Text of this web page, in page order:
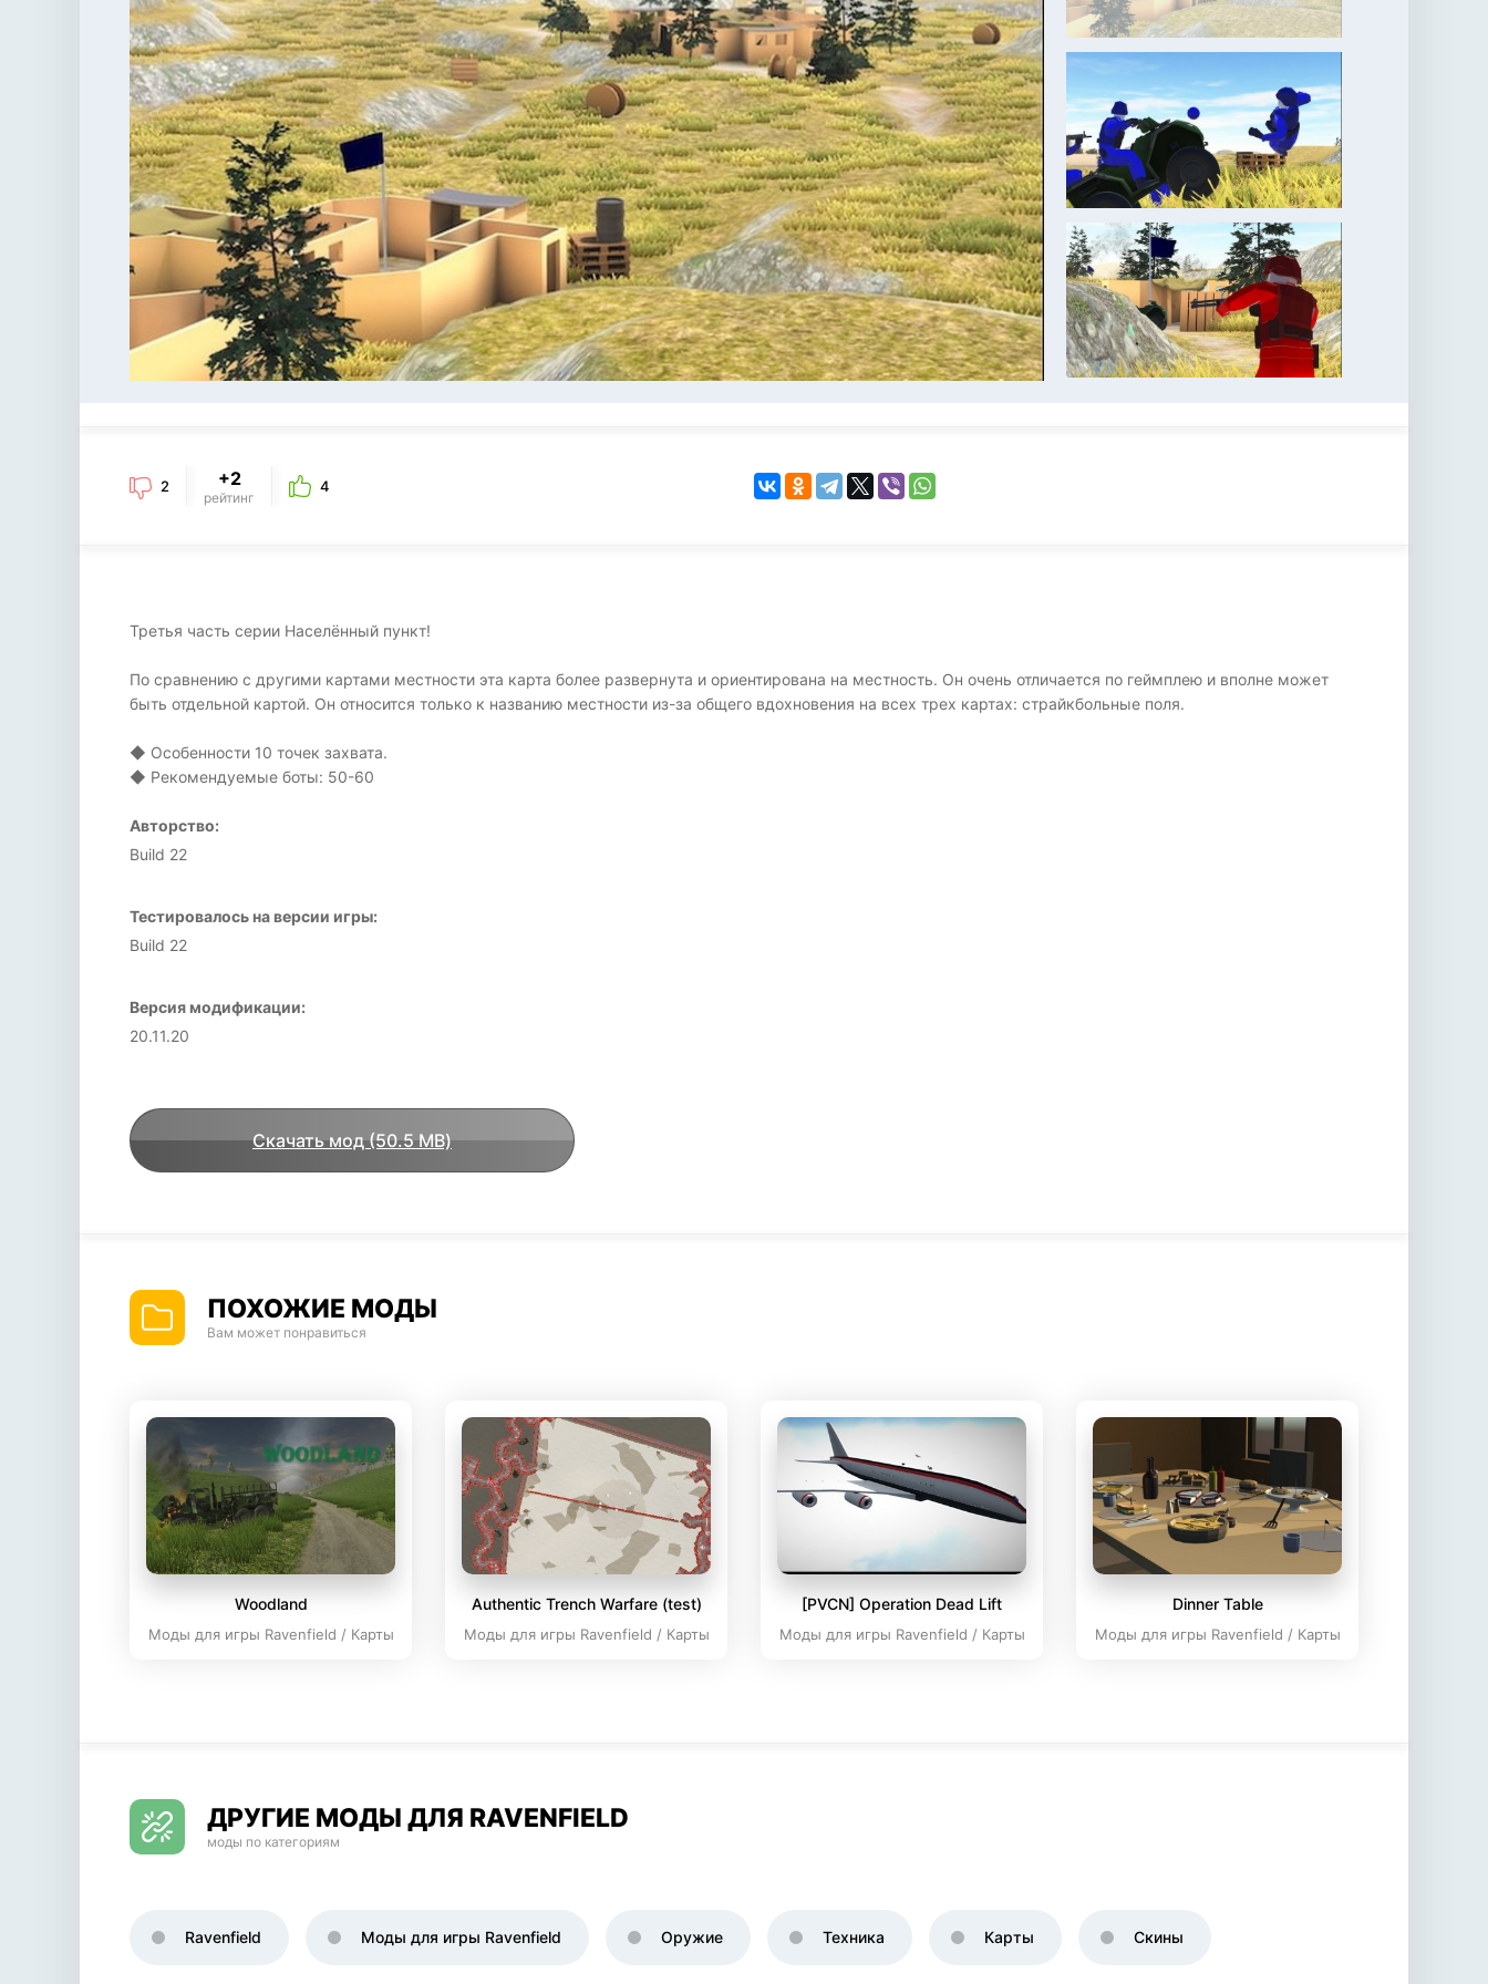
KINGDOM COME:
DELIVERANCE
бродилка
KENSHI
экшн
2 +2
рейтинг
4
Третья часть серии Населённый пункт!
По сравнению с другими картами местности эта карта более развернута и ориентирована на местность. Он очень отличается по геймплею и вполне может
быть отдельной картой. Он относится только к названию местности из-за общего вдохновения на всех трех картах: страйкбольные поля.
◆︎ Особенности 10 точек захвата.
◆︎ Рекомендуемые боты: 50-60
Авторство:
Build 22
Тестировалось на версии игры:
Build 22
Версия модификации:
20.11.20
Скачать мод (50.5 MB)
ПОХОЖИЕ МОДЫ
Вам может понравиться
Woodland
Моды для игры Ravenfield / Карты
Authentic Trench Warfare (test)
Моды для игры Ravenfield / Карты
[PVCN] Operation Dead Lift
Моды для игры Ravenfield / Карты
Dinner Table
Моды для игры Ravenfield / Карты
ДРУГИЕ МОДЫ ДЛЯ RAVENFIELD
моды по категориям
Ravenfield Моды для игры Ravenfield Оружие Техника Карты Скины